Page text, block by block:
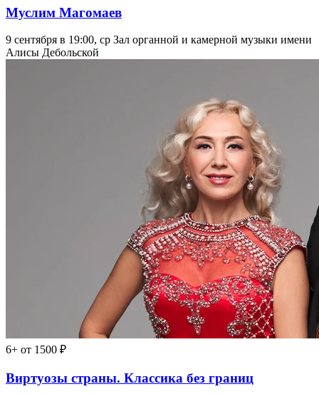
Муслим Магомаев
9 сентября в 19:00, ср Зал органной и камерной музыки имени
Алисы Дебольской
6+ от 1500 ₽
Виртуозы страны. Классика без границ